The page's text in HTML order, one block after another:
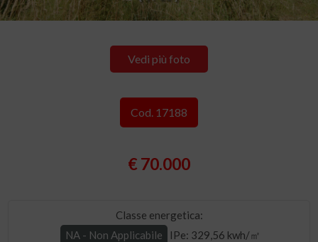
Vedi più foto
Cod. 17188
€ 70.000
Classe energetica:
NA - Non Applicabile
IPe: 329,56 kwh/㎡